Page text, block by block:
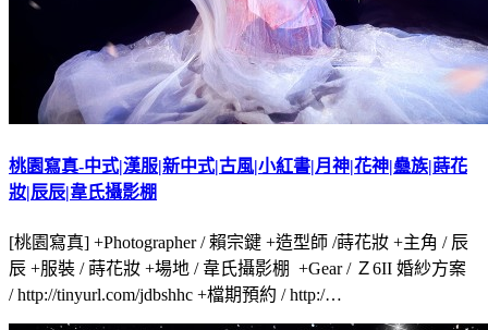
桃園寫真-中式|漢服|新中式|古風|小紅書|月神|花神|蠱族|蒔花
妝|辰辰|韋氏攝影棚
[桃園寫真] +Photographer / 賴宗鍵 +造型師 /蒔花妝 +主角 / 辰
辰 +服裝 / 蒔花妝 +場地 / 韋氏攝影棚 +Gear / Ｚ6II 婚紗方案
/ http://tinyurl.com/jdbshhc +檔期預約 / http:/…